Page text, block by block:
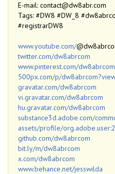
E-mail: contact@dw8abr.com
Tags: #DW8 #DW_8
#registrarDW8
www.youtube.com/
twitter.com/dw8abrcom
www.pinterest.com/
500px.com/p/
gravatar.com/dw8abrcom
vi.gravatar.com/dw8abrcom
hu.gravatar.com/dw8abrcom
substance3d.adobe.com/
assets/profile/
github.com/dw8abrcom
bit.ly/m/dw8abrcom
x.com/dw8abrcom
www.behance.net/jesswilda